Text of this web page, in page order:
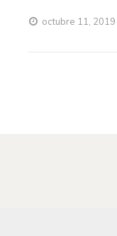
octubre 11, 2019